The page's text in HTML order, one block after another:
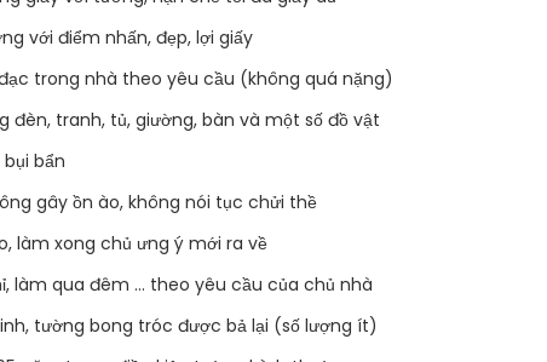
với điểm nhấn, đẹp, lợi giấy
trong nhà theo yêu cầu (không quá nặng)
đèn, tranh, tủ, giường, bàn và một số đồ vật
bẩn
gây ồn ào, không nói tục chửi thề
làm xong chủ ưng ý mới ra về
làm qua đêm … theo yêu cầu của chủ nhà
tường bong tróc được bả lại (số lượng ít)